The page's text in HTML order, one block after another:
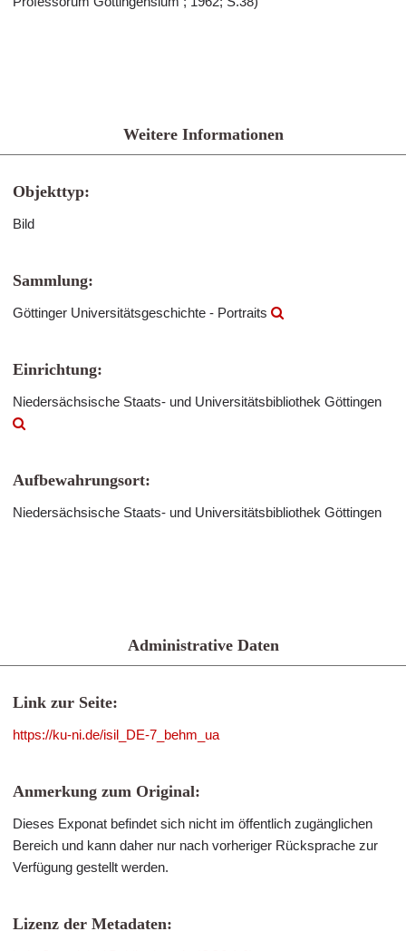
Weitere Informationen
Objekttyp:
Bild
Sammlung:
Göttinger Universitätsgeschichte - Portraits
Einrichtung:
Niedersächsische Staats- und Universitätsbibliothek Göttingen
Aufbewahrungsort:
Niedersächsische Staats- und Universitätsbibliothek Göttingen
Administrative Daten
Link zur Seite:
https://ku-ni.de/isil_DE-7_behm_ua
Anmerkung zum Original:
Dieses Exponat befindet sich nicht im öffentlich zugänglichen
Bereich und kann daher nur nach vorheriger Rücksprache zur
Verfügung gestellt werden.
Lizenz der Metadaten: